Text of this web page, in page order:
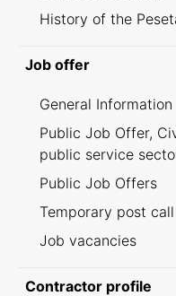
History of the
Job offer
General Information
Public Job Offer,
public service
Public Job Offers
Temporary post call
Job vacancies
Contractor profile